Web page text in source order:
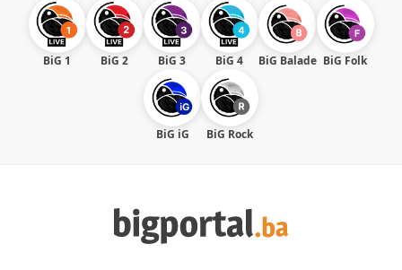
BiG 1 BiG 2 BiG 3 BiG 4 BiG Balade BiG Folk
BiG iG BiG Rock